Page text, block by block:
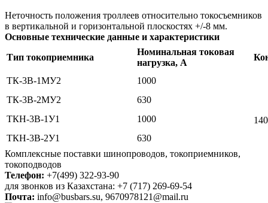
Неточность положения троллеев относительно токосъемников
в вертикальной и горизонтальной плоскостях +/-8 мм.
Основные технические данные и характеристики
Тип токоприемника
Номинальная токовая
нагрузка, А
ТК-3В-1МУ2 1000
ТК-3В-2МУ2
630
ТКН-3В-1У1
1000
ТКН-3В-2У1
630
Комплексные поставки шинопроводов, токоприемников,
токоподводов
Телефон: +7(499) 322-93-90
для звонков из Казахстана: +7 (717) 269-69-54
Почта: info@busbars.su, 9670978121@mail.ru